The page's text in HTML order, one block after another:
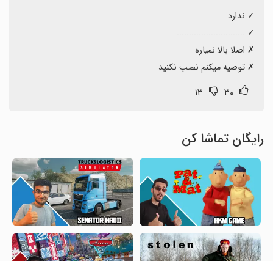
‏✗ توصیه میکنم نصب نکنید
۳۰ ۱۳
رایگان تماشا کن